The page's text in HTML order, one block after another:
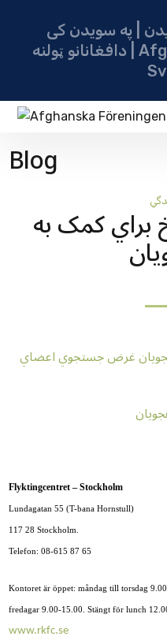
| په سویدن کی
دافغانانو ټولنه | Afghanska Föreningen i
Blog
کمک به
غرض جستجوي اعضاي
Flyktingcentret – Stockholm
Lundagatan 55 (T-bana Hornstull)
117 28 Stockholm.
Telefon: 08-615 87 65
Kontoret är öppet: måndag till torsdag
fredagar 9.00-15.00. Stängt för lunch
www.rkfc.se